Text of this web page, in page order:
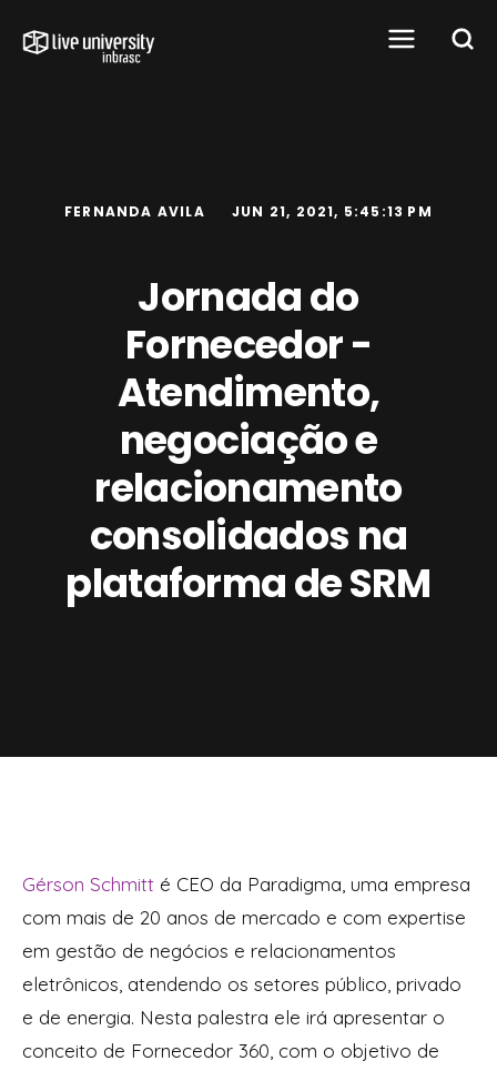
FERNANDA AVILA JUN 21, 2021, 5:45:13 PM
Jornada do
Fornecedor -
Atendimento,
negociação e
relacionamento
consolidados na
plataforma de SRM
Gérson Schmitt é CEO da Paradigma, uma empresa
com mais de 20 anos de mercado e com expertise
em gestão de negócios e relacionamentos
eletrônicos, atendendo os setores público, privado
e de energia. Nesta palestra ele irá apresentar o
conceito de Fornecedor 360, com o objetivo de